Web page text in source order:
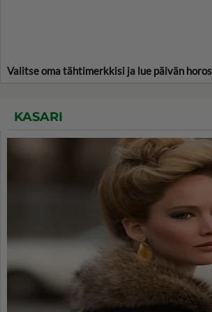
Valitse oma tähtimerkkisi ja lue päivän
KASARI